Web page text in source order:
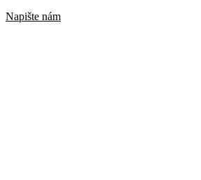
Napište nám